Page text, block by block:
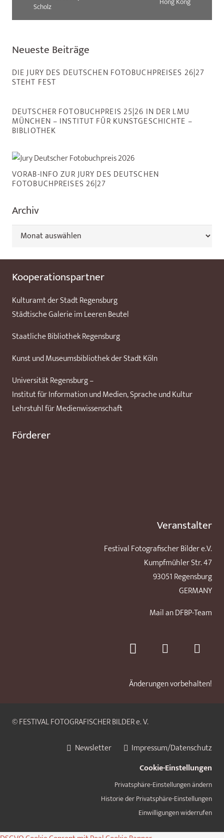
Scholz
Neueste Beiträge
DIE JURY DES DEUTSCHEN FOTOBUCHPREISES 26|27
STEHT FEST
DEUTSCHER FOTOBUCHPREIS 25|26 IN DER LMU
MÜNCHEN – INSTITUT FÜR KUNSTGESCHICHTE –
BIBLIOTHEK
VORAB-INFO ZUR JURY DES DEUTSCHEN
FOTOBUCHPREISES 26|27
Archiv
Archiv
Kooperationspartner
Kulturamt der Stadt Regensburg
Städtische Galerie im Leeren Beutel
Staatliche Bibliothek Regensburg
Kunst und Museumsbibliothek der Stadt Köln
Universität Regensburg –
Institut für Information und Medien, Sprache und Kultur
Lehrstuhl für Medienwissenschaft
Förderer
Veranstalter
Festival Fotografischer Bilder e.V.
Kumpfmühler Str. 47
93051 Regensburg
GERMANY
Mail an DFBP-Team
Änderungen vorbehalten!
© FESTIVAL FOTOGRAFISCHER BILDER e. V.
Newsletter
Impressum/Datenschutz
Cookie-Einstellungen
Privatsphäre-Einstellungen ändern
Historie der Privatsphäre-Einstellungen
Einwilligungen widerrufen